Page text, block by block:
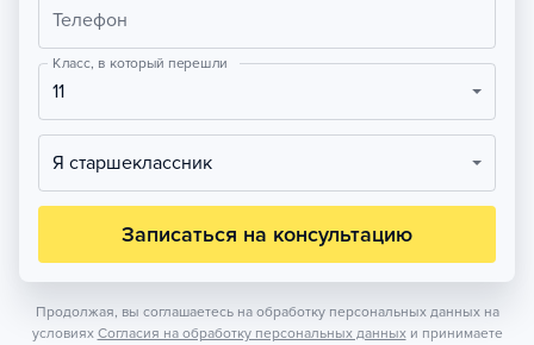
Телефон
Класс, в который перешли
11
Я старшеклассник
Записаться на консультацию
Продолжая, вы соглашаетесь на обработку персональных данных на
условиях Согласия на обработку персональных данных и принимаете